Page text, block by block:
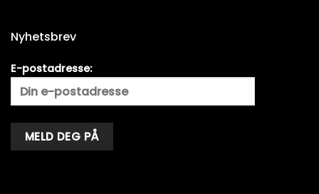
Nyhetsbrev
E-postadresse: